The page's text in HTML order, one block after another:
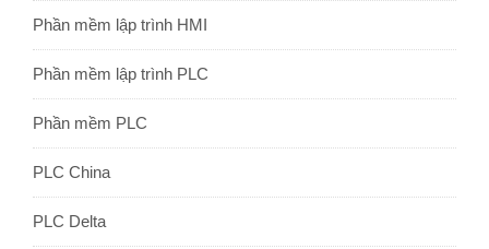
Phần mềm lập trình HMI
Phần mềm lập trình PLC
Phần mềm PLC
PLC China
PLC Delta